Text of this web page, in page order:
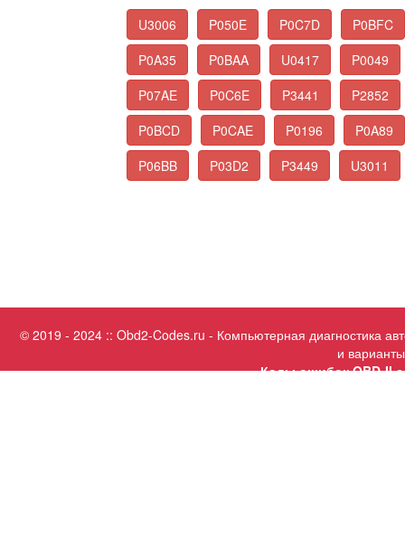
U3006 P050E P0C7D
P0BFC
P0A35
P0BAA U0417
P0049
P07AE
P0C6E P3441
P2852
P0BCD
P0CAE P0196
P0A89
P06BB
P03D2 P3449 U3011
© 2019 - 2024 :: Obd2-Codes.ru - Компьютерная диагностика
и
Коды ошибок OBD-II